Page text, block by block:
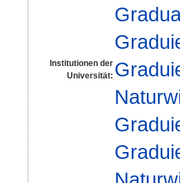
Institutionen der
Universität: